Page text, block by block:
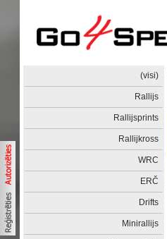
(visi)
Rallijs
Rallijsprints
Rallijkross
WRC
ERČ
Drifts
Minirallijs